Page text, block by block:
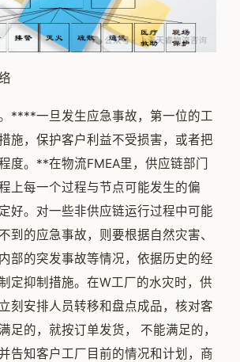
****一旦发生应急事故，第一位的工
施，保护客户利益不受损害，或者把
度。**在物流FMEA里，供应链部门
上每一个过程与节点可能发生的偏
好。对一些非供应链运行过程中可能
到的应急事故，则要根据自然灾害、
部的突发事故等情况，依据历史的经
定抑制措施。在W工厂的水灾时，供
刻安排人员转移和盘点成品，核对客
足的，就按订单发货， 不能满足的，
告知客户工厂目前的情况和计划，商